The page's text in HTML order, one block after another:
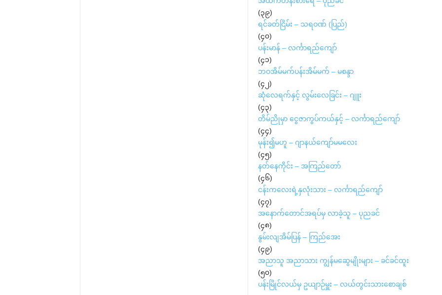
(၃၉)
ရင်ခတ်ငြိမ်း – သရဝဏ် (ပြည်)
(၄၀)
ပန်းမာန် – လင်္ကာရည်ကျော်
(၄၁)
ဘဝအိမ်မက်ပန်းအိမ်မက် – မစန္ဒာ
(၄၂)
ဆုံလေရက်နှင့် လွမ်းလေခြင်း – ဂျူး
(၄၃)
တိမ်ညိုမှာ ငွေဇာကွပ်ကယ်နှင့် – လင်္ကာရည်ကျော်
(၄၄)
မုန်း၍မဟူ – ဂျာနယ်ကျော်မမလေး
(၄၅)
နတ်နေကိုင်း – အကြည်တော်
(၄၆)
ငန်းကလေးရဲ့နှလုံးသား – လင်္ကာရည်ကျော်
(၄၇)
အနောက်တောင်အရပ်မှ လာခဲ့သူ – ပုညခင်
(၄၈)
နွမ်းလျအိမ်ပြန် – ကြည်အေး
(၄၉)
အညာသူ အညာသား ကျွန်မဆွေမျိုးများ – ခင်ခင်ထူး
(၅၀)
ပန်းမြိုင်လယ်မှ ဥယျာဉ်မှူး – လယ်တွင်းသားစောချစ်